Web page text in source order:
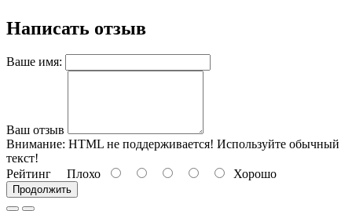
Написать отзыв
Ваше имя:
Ваш отзыв
Внимание: HTML не поддерживается! Используйте обычный
текст!
Рейтинг Плохо Хорошо
Продолжить